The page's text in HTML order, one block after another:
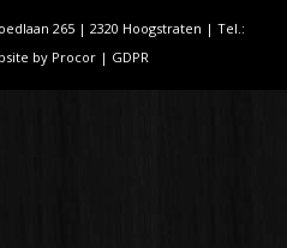
265 | 2320 Hoogstraten | Tel.:
by Procor | GDPR